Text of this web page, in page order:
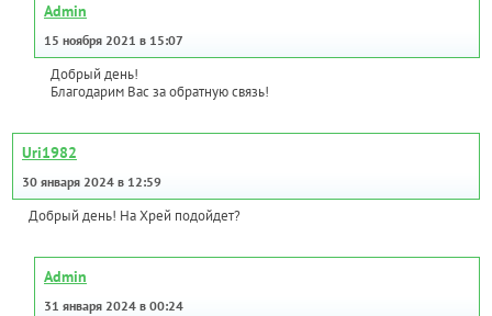
Admin
15 ноября 2021 в 15:07
Добрый день!
Благодарим Вас за обратную связь!
Uri1982
30 января 2024 в 12:59
Добрый день! На Хрей подойдет?
Admin
31 января 2024 в 00:24